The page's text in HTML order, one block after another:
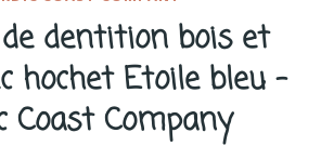
dentition bois et
hochet Etoile bleu -
Coast Company